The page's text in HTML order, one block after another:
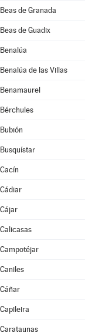
Beas de Granada
Beas de Guadix
Benalúa
Benalúa de las Villas
Benamaurel
Bérchules
Bubión
Busquístar
Cacín
Cádiar
Cájar
Calicasas
Campotéjar
Caniles
Cáñar
Capileira
Carataunas